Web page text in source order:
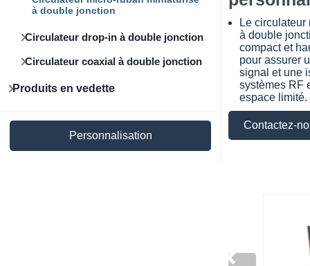
à double jonction
Circulateur drop-in à double jonction
Circulateur coaxial à double jonction
Produits en vedette
Personnalisation
Le
à double
compact et
pour assurer
signal et une
systèmes RF
espace limité.
Contactez-